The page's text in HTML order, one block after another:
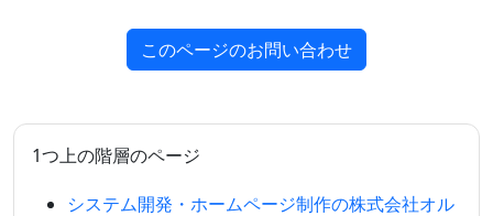
このページのお問い合わせ
1つ上の階層のページ
システム開発・ホームページ制作の株式会社オル